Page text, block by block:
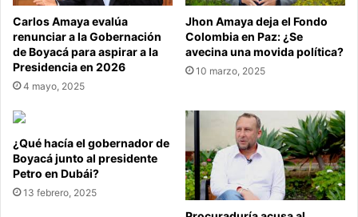
Carlos Amaya evalúa
renunciar a la Gobernación
de Boyacá para aspirar a la
Presidencia en 2026
4 mayo, 2025
Jhon Amaya deja el Fondo
Colombia en Paz: ¿Se
avecina una movida política?
10 marzo, 2025
¿Qué hacía el gobernador de
Boyacá junto al presidente
Petro en Dubái?
13 febrero, 2025